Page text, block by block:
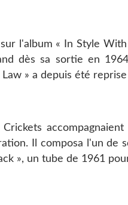
l'album « In Style
dès sa sortie en
» a depuis été
Il composa l'un de
», un tube de 1961